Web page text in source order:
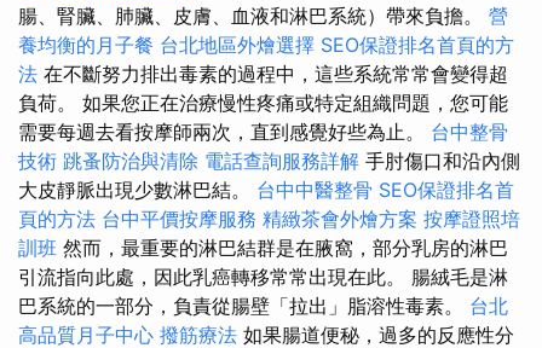
腸、腎臟、肺臟、皮膚、血液和淋巴系統）帶來負擔。 營
養均衡的月子餐 台北地區外燴選擇 SEO保證排名首頁的方
法 在不斷努力排出毒素的過程中，這些系統常常會變得超
負荷。 如果您正在治療慢性疼痛或特定組織問題，您可能
需要每週去看按摩師兩次，直到感覺好些為止。 台中整骨
技術 跳蚤防治與清除 電話查詢服務詳解 手肘傷口和沿內側
大皮靜脈出現少數淋巴結。 台中中醫整骨 SEO保證排名首
頁的方法 台中平價按摩服務 精緻茶會外燴方案 按摩證照培
訓班 然而，最重要的淋巴結群是在腋窩，部分乳房的淋巴
引流指向此處，因此乳癌轉移常常出現在此。 腸絨毛是淋
巴系統的一部分，負責從腸壁「拉出」脂溶性毒素。 台北
高品質月子中心 撥筋療法 如果腸道便秘，過多的反應性分